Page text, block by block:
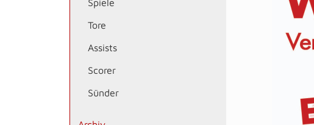
Spiele
Tore
Assists
Scorer
Sünder